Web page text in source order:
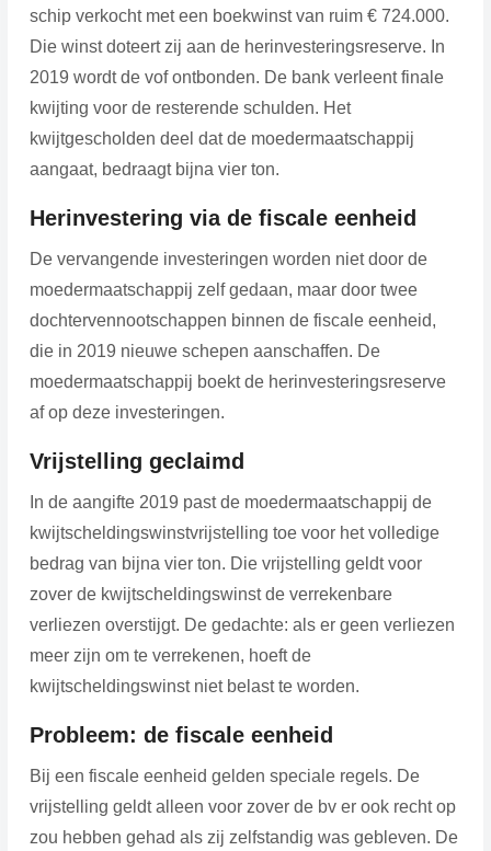
schip verkocht met een boekwinst van ruim € 724.000.
Die winst doteert zij aan de herinvesteringsreserve. In
2019 wordt de vof ontbonden. De bank verleent finale
kwijting voor de resterende schulden. Het
kwijtgescholden deel dat de moedermaatschappij
aangaat, bedraagt bijna vier ton.
Herinvestering via de fiscale eenheid
De vervangende investeringen worden niet door de
moedermaatschappij zelf gedaan, maar door twee
dochtervennootschappen binnen de fiscale eenheid,
die in 2019 nieuwe schepen aanschaffen. De
moedermaatschappij boekt de herinvesteringsreserve
af op deze investeringen.
Vrijstelling geclaimd
In de aangifte 2019 past de moedermaatschappij de
kwijtscheldingswinstvrijstelling toe voor het volledige
bedrag van bijna vier ton. Die vrijstelling geldt voor
zover de kwijtscheldingswinst de verrekenbare
verliezen overstijgt. De gedachte: als er geen verliezen
meer zijn om te verrekenen, hoeft de
kwijtscheldingswinst niet belast te worden.
Probleem: de fiscale eenheid
Bij een fiscale eenheid gelden speciale regels. De
vrijstelling geldt alleen voor zover de bv er ook recht op
zou hebben gehad als zij zelfstandig was gebleven. De